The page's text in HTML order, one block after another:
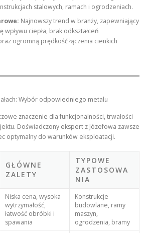
stalowych, ramach i ogrodzeniach.
Najnowszy trend w branży, zapewniający
wpływu ciepła, brak odkształceń
ogromną prędkość łączenia cienkich
Wybór odpowiedniego metalu
znaczenie dla funkcjonalności, trwałości
Doświadczony ekspert z Józefowa zawsze
optymalny do warunków eksploatacji.
GŁÓWNE
ZALETY
TYPOWE
ZASTOSOWA
NIA
Niska cena, wysoka
wytrzymałość,
łatwość obróbki i
spawania
Konstrukcje
budowlane, ramy
maszyn,
ogrodzenia, bramy